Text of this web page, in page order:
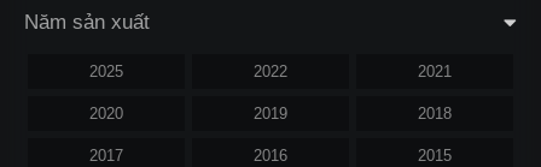
Năm sản xuất
2025 2022 2021
2020 2019 2018
2017 2016 2015